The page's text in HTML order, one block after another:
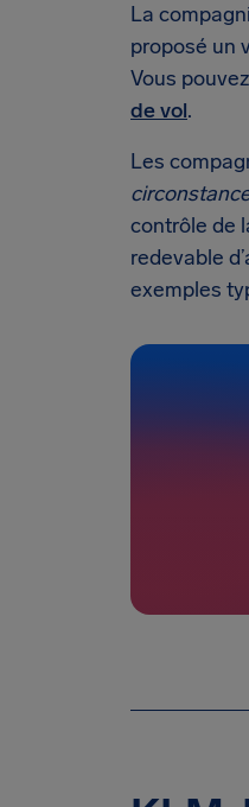
La
proposé un
Vous
de vol.
Les
contrôle de
redevable
exemples